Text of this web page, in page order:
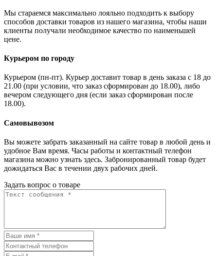
Мы стараемся максимально лояльно подходить к выбору
способов доставки товаров из нашего магазина, чтобы наши
клиенты получали необходимое качество по наименьшей
цене.
Курьером по городу
Курьером (пн-пт). Курьер доставит товар в день заказа с 18 до
21.00 (при условии, что заказ сформирован до 18.00), либо
вечером следующего дня (если заказ сформирован после
18.00).
Самовывозом
Вы можете забрать заказанный на сайте товар в любой день и
удобное Вам время. Часы работы и контактный телефон
магазина можно узнать здесь. Забронированный товар будет
дожидаться Вас в течении двух рабочих дней.
Задать вопрос о товаре